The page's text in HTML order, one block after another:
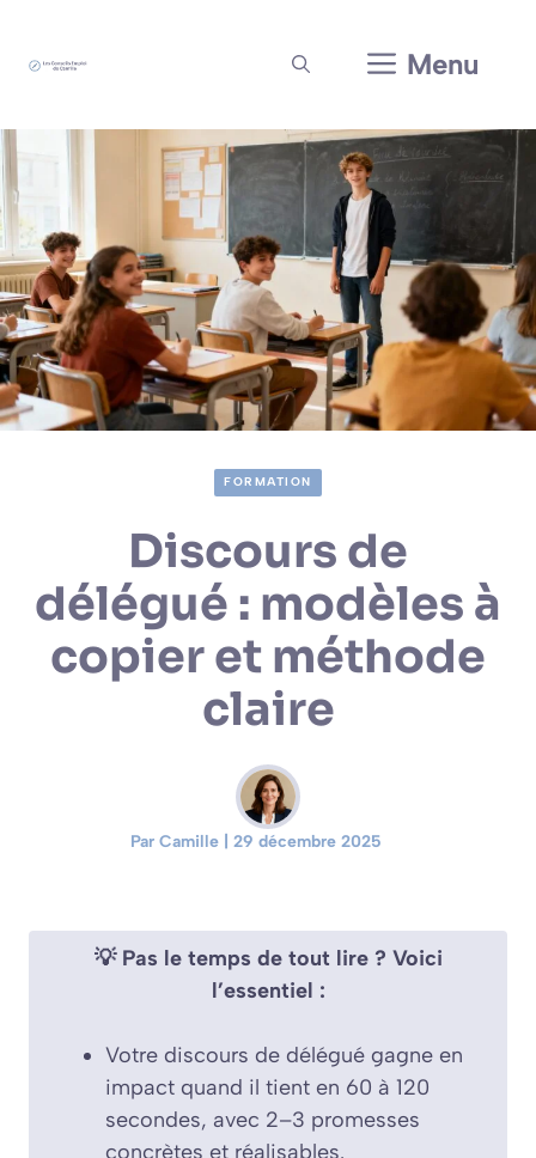
contenu
Menu
FORMATION
Discours de
délégué : modèles à
copier et méthode
claire
Par Camille | 29 décembre 2025
💡 Pas le temps de tout lire ? Voici
l’essentiel :
Votre discours de délégué gagne en
impact quand il tient en 60 à 120
secondes, avec 2–3 promesses
concrètes et réalisables.